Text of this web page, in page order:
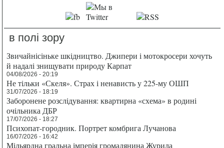
в полі зору
Звичайнісіньке шкідництво. Джипери і мотокросери хочуть
й надалі знищувати природу Карпат
04/08/2026 - 20:19
Не тільки «Скеля». Страх і ненависть у 225-му ОШП
31/07/2026 - 18:19
Заборонене розслідування: квартирна «схема» в родині
очільника ДБР
17/07/2026 - 18:27
Психопат-городник. Портрет комбрига Лучанова
16/07/2026 - 16:42
Мільярдна гральна імперія громадянина Журила